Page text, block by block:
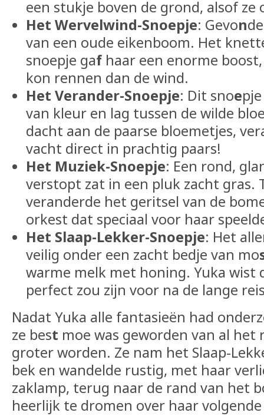
een stukje boven de grond, alsof ze
Het Wervelwind-Snoepje: Gevon
van een oude eikenboom. Het
snoepje gaf haar een enorme
kon rennen dan de wind.
Het Verander-Snoepje: Dit snoe
van kleur en lag tussen de wilde
dacht aan de paarse bloemetjes,
vacht direct in prachtig paars!
Het Muziek-Snoepje: Een rond,
verstopt zat in een pluk zacht gras.
veranderde het geritsel van de
orkest dat speciaal voor haar
Het Slaap-Lekker-Snoepje: Het
veilig onder een zacht bedje van mo
warme melk met honing. Yuka wist
perfect zou zijn voor na de lange
Nadat Yuka alle fantasieën had
ze best moe was geworden van al het
groter worden. Ze nam het Slaap-
bek en wandelde rustig, met haar
zaklamp, terug naar de rand van het
heerlijk te dromen over haar